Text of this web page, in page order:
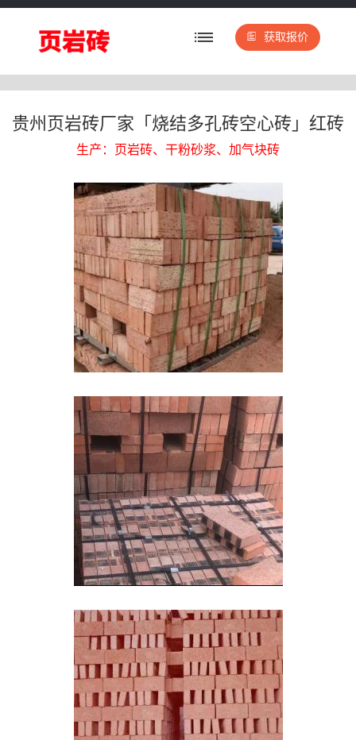
获取报价
贵州页岩砖厂家「烧结多孔砖空心砖」红砖
生产：页岩砖、干粉砂浆、加气块砖